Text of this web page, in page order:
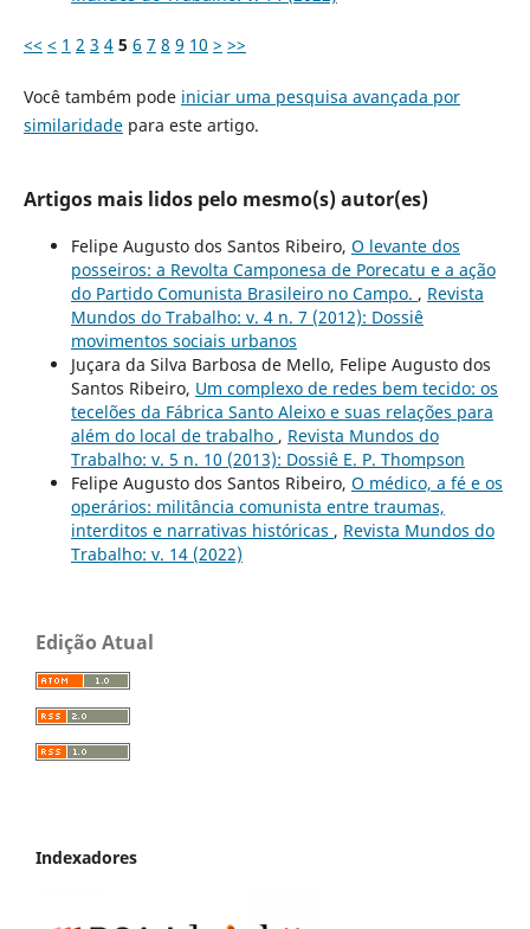
<< < 1 2 3 4 5 6 7 8 9 10 > >>
Você também pode iniciar uma pesquisa avançada por
similaridadepara este artigo.
Artigos mais lidos pelo mesmo(s) autor(es)
Felipe Augusto dos Santos Ribeiro, O levante dos
posseiros: a Revolta Camponesa de Porecatu e a ação
do Partido Comunista Brasileiro no Campo. , Revista
Mundos do Trabalho: v. 4 n. 7 (2012): Dossiê
movimentos sociais urbanos
Juçara da Silva Barbosa de Mello, Felipe Augusto dos
Santos Ribeiro, Um complexo de redes bem tecido: os
tecelões da Fábrica Santo Aleixo e suas relações para
além do local de trabalho , Revista Mundos do
Trabalho: v. 5 n. 10 (2013): Dossiê E. P. Thompson
Felipe Augusto dos Santos Ribeiro, O médico, a fé e os
operários: militância comunista entre traumas,
interditos e narrativas históricas , Revista Mundos do
Trabalho: v. 14 (2022)
Edição Atual
Indexadores